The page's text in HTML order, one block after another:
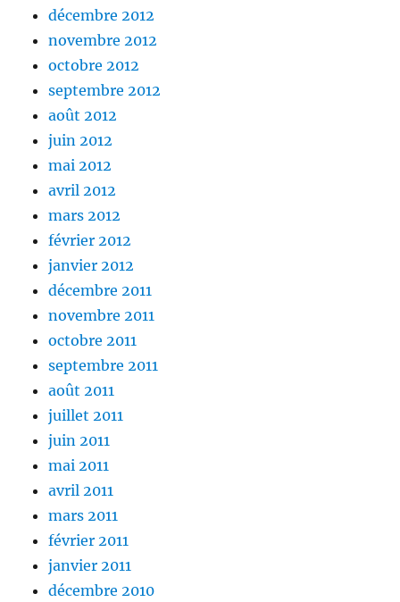
décembre 2012
novembre 2012
octobre 2012
septembre 2012
août 2012
juin 2012
mai 2012
avril 2012
mars 2012
février 2012
janvier 2012
décembre 2011
novembre 2011
octobre 2011
septembre 2011
août 2011
juillet 2011
juin 2011
mai 2011
avril 2011
mars 2011
février 2011
janvier 2011
décembre 2010